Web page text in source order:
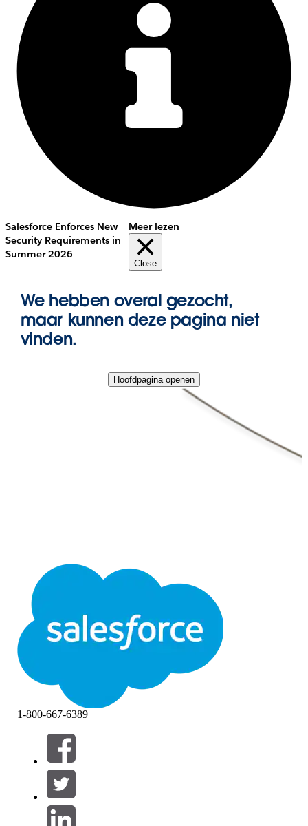
Salesforce Enforces New
Security Requirements in
Summer 2026
Meer lezen
Close
We hebben overal gezocht,
maar kunnen deze pagina niet
vinden.
Hoofdpagina openen
1-800-667-6389